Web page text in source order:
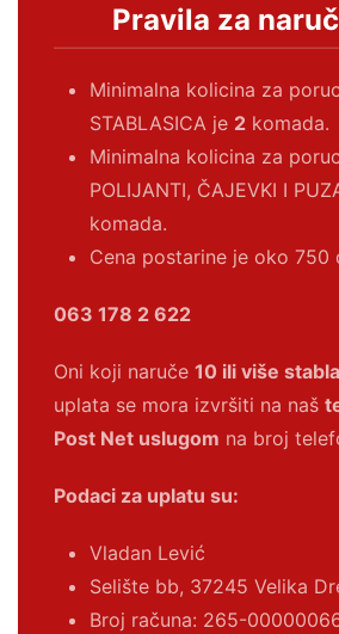
Pravila za
Minimalna kolicina za
STABLASICA je 2 komada.
Minimalna kolicina za
POLIJANTI, ČAJEVKI I
komada.
Cena postarine je oko 750
063 178 2 622
Oni koji naruče 10 ili više
uplata se mora izvršiti na naš
Post Net uslugom na broj
Podaci za uplatu su:
Vladan Lević
Selište bb, 37245 Velika
Broj računa: 265-